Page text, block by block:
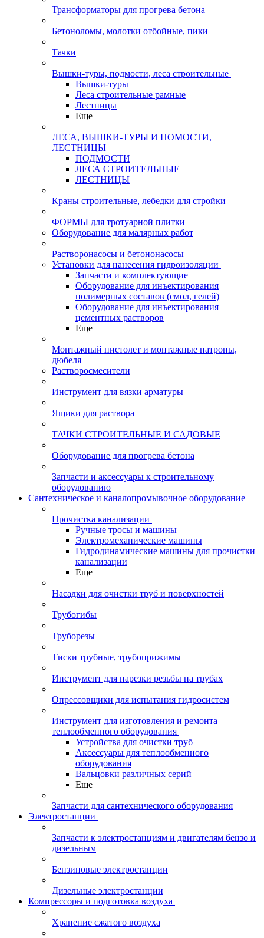
Трансформаторы для прогрева бетона
Бетоноломы, молотки отбойные, пики
Тачки
Вышки-туры, подмости, леса строительные
Вышки-туры
Леса строительные рамные
Лестницы
Еще
ЛЕСА, ВЫШКИ-ТУРЫ И ПОМОСТИ,
ЛЕСТНИЦЫ
ПОДМОСТИ
ЛЕСА СТРОИТЕЛЬНЫЕ
ЛЕСТНИЦЫ
Краны строительные, лебедки для стройки
ФОРМЫ для тротуарной плитки
Оборудование для малярных работ
Растворонасосы и бетононасосы
Установки для нанесения гидроизоляции
Запчасти и комплектующие
Оборудование для инъектирования
полимерных составов (смол, гелей)
Оборудование для инъектирования
цементных растворов
Еще
Монтажный пистолет и монтажные патроны,
дюбеля
Растворосмесители
Инструмент для вязки арматуры
Ящики для раствора
ТАЧКИ СТРОИТЕЛЬНЫЕ И САДОВЫЕ
Оборудование для прогрева бетона
Запчасти и аксессуары к строительному
оборудованию
Сантехническое и каналопромывочное оборудование
Прочистка канализации
Ручные тросы и машины
Электромеханические машины
Гидродинамические машины для прочистки
канализации
Еще
Насадки для очистки труб и поверхностей
Трубогибы
Труборезы
Тиски трубные, трубоприжимы
Инструмент для нарезки резьбы на трубах
Опрессовщики для испытания гидросистем
Инструмент для изготовления и ремонта
теплообменного оборудования
Устройства для очистки труб
Аксессуары для теплообменного
оборудования
Вальцовки различных серий
Еще
Запчасти для сантехнического оборудования
Электростанции
Запчасти к электростанциям и двигателям бензо и
дизельным
Бензиновые электростанции
Дизельные электростанции
Компрессоры и подготовка воздуха
Хранение сжатого воздуха